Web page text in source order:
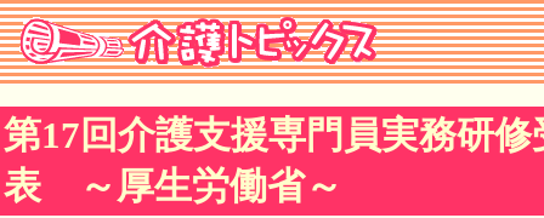
第17回介護支援専門員実務研
表 ～厚生労働省～